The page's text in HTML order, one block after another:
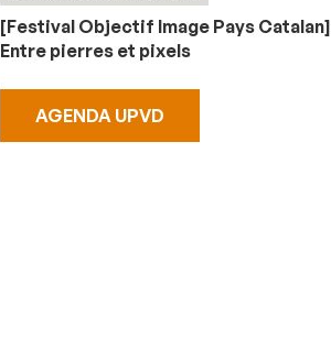
[Festival Objectif Image Pays Catalan]
Entre pierres et pixels
AGENDA UPVD